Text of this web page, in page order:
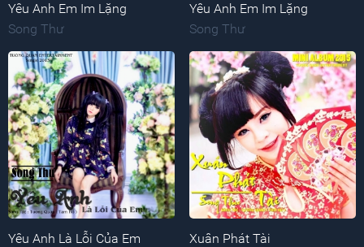
Yêu Anh Em Im Lặng
Song Thư
Yêu Anh Em Im Lặng
Song Thư
Yêu Anh Là Lỗi Của Em
Xuân Phát Tài